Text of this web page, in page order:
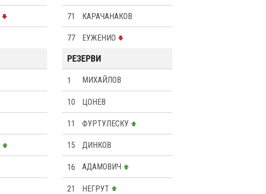
71 КАРАЧАНАКОВ
77 ЕУЖЕНИО
РЕЗЕРВИ
1 МИХАЙЛОВ
10 ЦОНЕВ
11 ФУРТУЛЕСКУ
15 ДИНКОВ
16 АДАМОВИЧ
21 НЕГРУТ